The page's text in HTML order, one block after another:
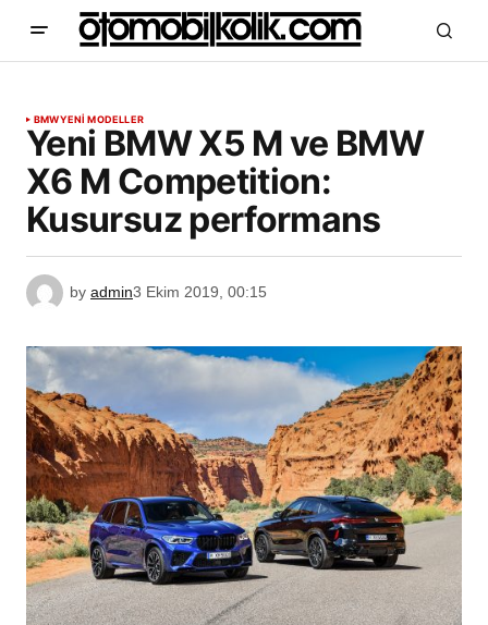
BMWYENİ MODELLER
Yeni BMW X5 M ve BMW
X6 M Competition:
Kusursuz performans
by admin3 Ekim 2019, 00:15